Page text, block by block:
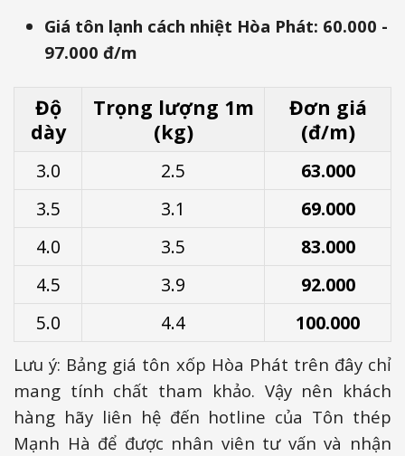
Giá tôn lạnh cách nhiệt Hòa Phát: 60.000 -
97.000 đ/m
Độ
dày
Trọng lượng 1m
(kg)
Đơn giá
(đ/m)
3.0 2.5
63.000
3.5
3.1
69.000
4.0
3.5
83.000
4.5
3.9
92.000
5.0
4.4 100.000
Lưu ý: Bảng giá tôn xốp Hòa Phát trên đây chỉ
mang tính chất tham khảo. Vậy nên khách
hàng hãy liên hệ đến hotline của Tôn thép
Mạnh Hà để được nhân viên tư vấn và nhận